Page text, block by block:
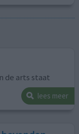
de arts staat
lees meer